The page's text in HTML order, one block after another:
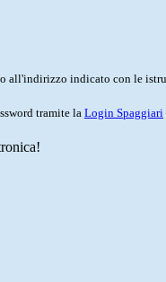
all'indirizzo indicato con le
tramite la Login Spaggiari